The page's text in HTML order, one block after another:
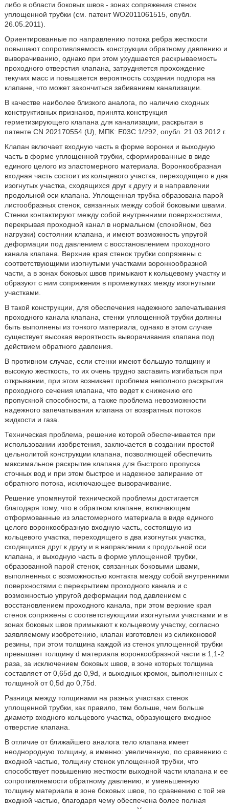
либо в области боковых швов - зонах сопряжения стенок
уплощенной трубки (см. патент WO2011061515, опубл.
26.05.2011).
Ориентированные по направлению потока ребра жесткости
повышают сопротивляемость конструкции обратному давлению и
выворачиванию, однако при этом ухудшается раскрываемость
проходного отверстия клапана, затрудняется прохождение
текучих масс и повышается вероятность создания подпора на
клапане, что может закончиться забиванием канализации.
В качестве наиболее близкого аналога, по наличию сходных
конструктивных признаков, принята конструкция
герметизирующего клапана для канализации, раскрытая в
патенте CN 202170554 (U), МПК: Е03С 1/292, опубл. 21.03.2012 г.
Клапан включает входную часть в форме воронки и выходную
часть в форме уплощенной трубки, сформированные в виде
единого целого из эластомерного материала. Воронкообразная
входная часть состоит из кольцевого участка, переходящего в два
изогнутых участка, сходящихся друг к другу и в направлении
продольной оси клапана. Уплощенная трубка образована парой
листообразных стенок, связанных между собой боковыми швами.
Стенки контактируют между собой внутренними поверхностями,
перекрывая проходной канал в нормальном (спокойном, без
нагрузки) состоянии клапана, и имеют возможность упругой
деформации под давлением с восстановлением проходного
канала клапана. Верхние края стенок трубки сопряжены с
соответствующими изогнутыми участками воронкообразной
части, а в зонах боковых швов примыкают к кольцевому участку и
образуют с ним сопряжения в промежутках между изогнутыми
участками.
В такой конструкции, для обеспечения надежного запечатывания
проходного канала клапана, стенки уплощенной трубки должны
быть выполнены из тонкого материала, однако в этом случае
существует высокая вероятность выворачивания клапана под
действием обратного давления.
В противном случае, если стенки имеют большую толщину и
высокую жесткость, то их очень трудно заставить изгибаться при
открывании, при этом возникает проблема неполного раскрытия
проходного сечения клапана, что ведет к снижению его
пропускной способности, а также проблема невозможности
надежного запечатывания клапана от возвратных потоков
жидкости и газа.
Техническая проблема, решение которой обеспечивается при
использовании изобретения, заключается в создании простой
цельнолитой конструкции клапана, позволяющей обеспечить
максимальное раскрытие клапана для быстрого пропуска
сточных вод и при этом быстрое и надежное запирание от
обратного потока, исключающее выворачивание.
Решение упомянутой технической проблемы достигается
благодаря тому, что в обратном клапане, включающем
отформованные из эластомерного материала в виде единого
целого воронкообразную входную часть, состоящую из
кольцевого участка, переходящего в два изогнутых участка,
сходящихся друг к другу и в направлении к продольной оси
клапана, и выходную часть в форме уплощенной трубки,
образованной парой стенок, связанных боковыми швами,
выполненных с возможностью контакта между собой внутренними
поверхностями с перекрытием проходного канала и с
возможностью упругой деформации под давлением с
восстановлением проходного канала, при этом верхние края
стенок сопряжены с соответствующими изогнутыми участками и в
зонах боковых швов примыкают к кольцевому участку, согласно
заявляемому изобретению, клапан изготовлен из силиконовой
резины, при этом толщина каждой из стенок уплощенной трубки
превышает толщину d материала воронкообразной части в 1,1-2
раза, за исключением боковых швов, в зоне которых толщина
составляет от 0,65d до 0,9d, и выходных кромок, выполненных с
толщиной от 0,5d до 0,75d.
Разница между толщинами на разных участках стенок
уплощенной трубки, как правило, тем больше, чем больше
диаметр входного кольцевого участка, образующего входное
отверстие клапана.
В отличие от ближайшего аналога тело клапана имеет
неоднородную толщину, а именно: увеличенную, по сравнению с
входной частью, толщину стенок уплощенной трубки, что
способствует повышению жесткости выходной части клапана и ее
сопротивляемости обратному давлению, и уменьшенную
толщину материала в зоне боковых швов, по сравнению с той же
входной частью, благодаря чему обеспечена более полная